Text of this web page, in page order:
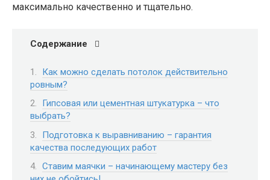
максимально качественно и тщательно.
Содержание
Как можно сделать потолок действительно
ровным?
Гипсовая или цементная штукатурка – что
выбрать?
Подготовка к выравниванию – гарантия
качества последующих работ
Ставим маячки – начинающему мастеру без